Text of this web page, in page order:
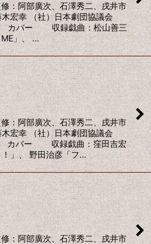
：阿部廣次、石澤秀二、戌井市
宏幸 （社）日本劇団協議会
カバー 収録戯曲：松山善三
」、 …
：阿部廣次、石澤秀二、戌井市
宏幸 （社）日本劇団協議会
カバー 収録戯曲：窪田吉宏
！」、 野田治彦「フ…
：阿部廣次、石澤秀二、戌井市